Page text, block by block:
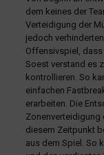
dem keines der
Verteidigung der
jedoch
Offensivspiel,
Soest verstand es
kontrollieren. So
einfachen
erarbeiten. Die
Zonenverteidigung
diesem Zeitpunkt
aus dem Spiel. So